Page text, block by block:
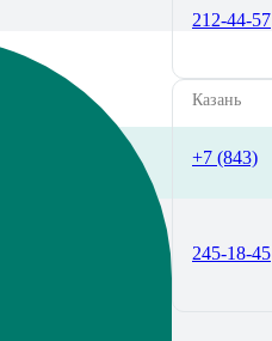
212-44-57
Казань
+7 (843)
245-18-45